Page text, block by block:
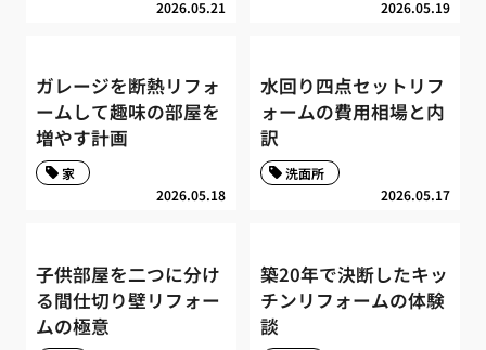
2026.05.21 2026.05.19
ガレージを断熱リフォ
ームして趣味の部屋を
増やす計画
2026.05.18
家
水回り四点セットリフ
ォームの費用相場と内
訳
2026.05.17
洗面所
子供部屋を二つに分け
る間仕切り壁リフォー
ムの極意
築20年で決断したキッ
チンリフォームの体験
談